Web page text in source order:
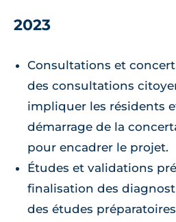
2023
Consultations et
des consultations
impliquer les résidents
démarrage de la
pour encadrer le projet.
Études et validations
finalisation des
des études